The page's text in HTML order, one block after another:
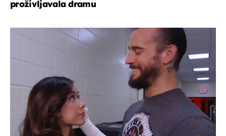
proživljavala dramu